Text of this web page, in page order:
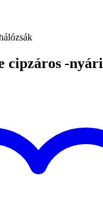
cipzáros -nyári